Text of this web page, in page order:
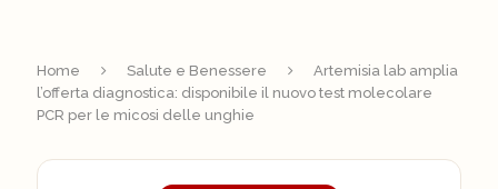
Home Salute e Benessere
Artemisia lab amplia
l’offerta diagnostica: disponibile il nuovo test molecolare
PCR per le micosi delle unghie